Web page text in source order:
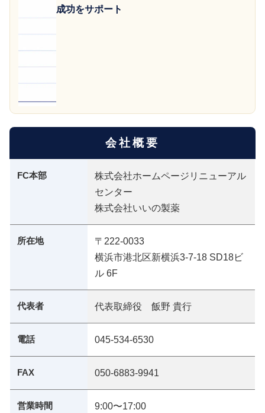
成功をサポート
会社概要
FC本部
株式会社ホームページリニューアル
センター
株式会社いいの製薬
所在地
〒222-0033
横浜市港北区新横浜3-7-18 SD18ビ
ル 6F
代表者 代表取締役 飯野 貴行
電話 045-534-6530
FAX 050-6883-9941
営業時間 9:00〜17:00